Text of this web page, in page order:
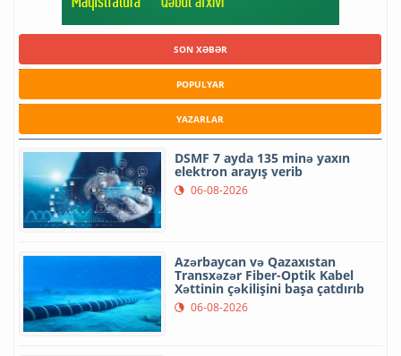
SON XƏBƏR
POPULYAR
YAZARLAR
DSMF 7 ayda 135 minə yaxın
elektron arayış verib
06-08-2026
Azərbaycan və Qazaxıstan
Transxəzər Fiber-Optik Kabel
Xəttinin çəkilişini başa çatdırıb
06-08-2026